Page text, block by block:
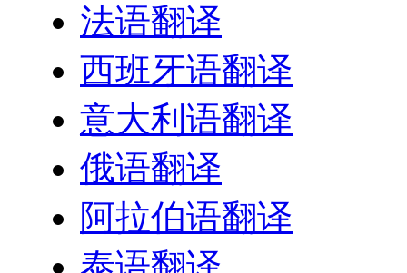
法语翻译
西班牙语翻译
意大利语翻译
俄语翻译
阿拉伯语翻译